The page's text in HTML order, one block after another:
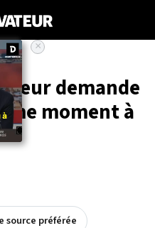
leur demande
moment à
source préférée
×